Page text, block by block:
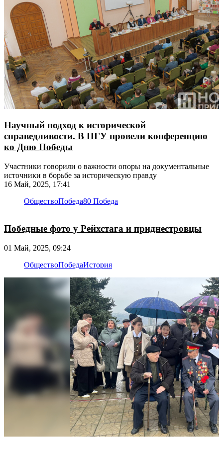
Научный подход к исторической
справедливости. В ПГУ провели конференцию
ко Дню Победы
Участники говорили о важности опоры на документальные
источники в борьбе за историческую правду
16 Май, 2025, 17:41
ОбществоПобеда80 Победа
Победные фото у Рейхстага и приднестровцы
01 Май, 2025, 09:24
ОбществоПобедаИстория